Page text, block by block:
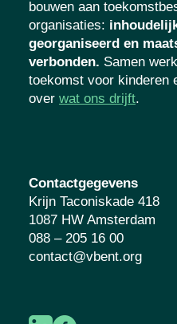
bouwen aan
organisaties:
georganiseerd en
verbonden. Samen
kansrijke toekomst voor
jongeren. Lees meer over
Contactgegevens
Krijn Taconiskade 418
1087 HW Amsterdam
088 – 205 16 00
contact@vbent.org